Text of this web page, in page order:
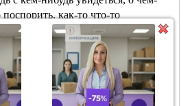
поспорить, как-то что-то
то о ком-то вспомнить, где-либо с
либо вопросы, как-нибудь
проблемами. Внвчале я
это графическое